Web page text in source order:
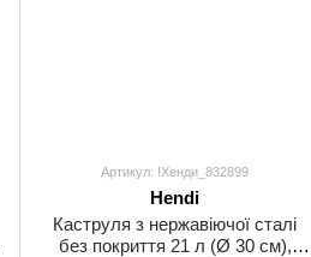
Артикул: !Хенди_832899
Hendi
Каструля з нержавіючої сталі
без покриття 21 л (Ø 30 см),